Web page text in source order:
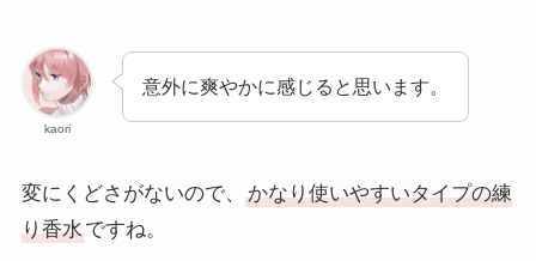
kaori
意外に爽やかに感じると思います。
変にくどさがないので、
かなり使いやすいタイプの練
り香水ですね。